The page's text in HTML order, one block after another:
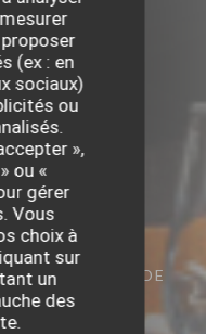
(ex : en
sociaux)
ou
»,
ou «
gérer
Vous
choix à
sur
un
des
45 RUE DE
LILLE